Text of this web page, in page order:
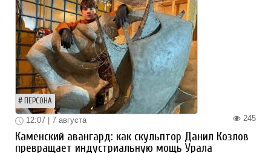
ПЕРСОНА
245
12:07 | 7 августа
Каменский авангард: как скульптор Данил Козлов
превращает индустриальную мощь Урала